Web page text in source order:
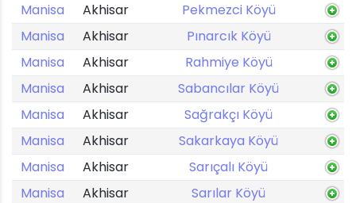
Manisa
Akhisar
Pekmezci Köyü
Manisa
Akhisar
Pınarcık Köyü
Manisa
Akhisar
Rahmiye Köyü
Manisa
Akhisar
Sabancılar Köyü
Manisa
Akhisar
Sağrakçı Köyü
Manisa
Akhisar
Sakarkaya Köyü
Manisa
Akhisar
Sarıçalı Köyü
Manisa
Akhisar
Sarılar Köyü